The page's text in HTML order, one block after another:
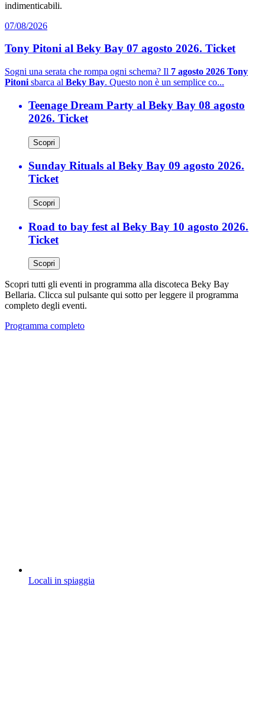
indimenticabili.
07/08/2026
Tony Pitoni al Beky Bay 07 agosto 2026. Ticket
Sogni una serata che rompa ogni schema? Il 7 agosto 2026 Tony
Pitoni sbarca al Beky Bay. Questo non è un semplice co...
Teenage Dream Party al Beky Bay 08 agosto
2026. Ticket
Scopri
Sunday Rituals al Beky Bay 09 agosto 2026.
Ticket
Scopri
Road to bay fest al Beky Bay 10 agosto 2026.
Ticket
Scopri
Scopri tutti gli eventi in programma alla discoteca Beky Bay
Bellaria. Clicca sul pulsante qui sotto per leggere il programma
completo degli eventi.
Programma completo
Locali in spiaggia